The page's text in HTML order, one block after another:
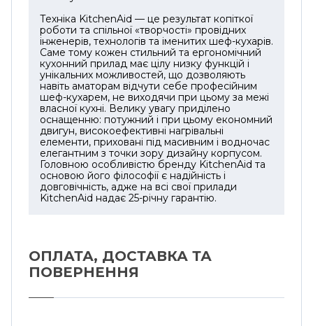
• Бездоганний результат. Завдяки своїй
інтелектуальній системі швидкості, міксер
забезпечить чудовий результат за будь-
якого кулінарного завдання. А унікальний
планетарний спосіб перемішування
впорається з будь-якими інгредієнтами,
доводячи їх до ідеальної консистенції.
Техніка KitchenAid — це результат копіткої
роботи та спільної «творчості» провідних
інженерів, технологів та іменитих шеф-кухарів.
Саме тому кожен стильний та ергономічний
кухонний прилад має цілу низку функцій і
унікальних можливостей, що дозволяють
навіть аматорам відчути себе професійним
шеф-кухарем, не виходячи при цьому за межі
власної кухні. Велику увагу приділено
оснащенню: потужний і при цьому економний
двигун, високоефективні нагрівальні
елементи, приховані під масивним і водночас
елегантним з точки зору дизайну корпусом.
Головною особливістю бренду KitchenAid та
основою його філософії є ​​надійність і
довговічність, адже на всі свої прилади
KitchenAid надає 25-річну гарантію.
ОПЛАТА, ДОСТАВКА ТА
ПОВЕРНЕННЯ